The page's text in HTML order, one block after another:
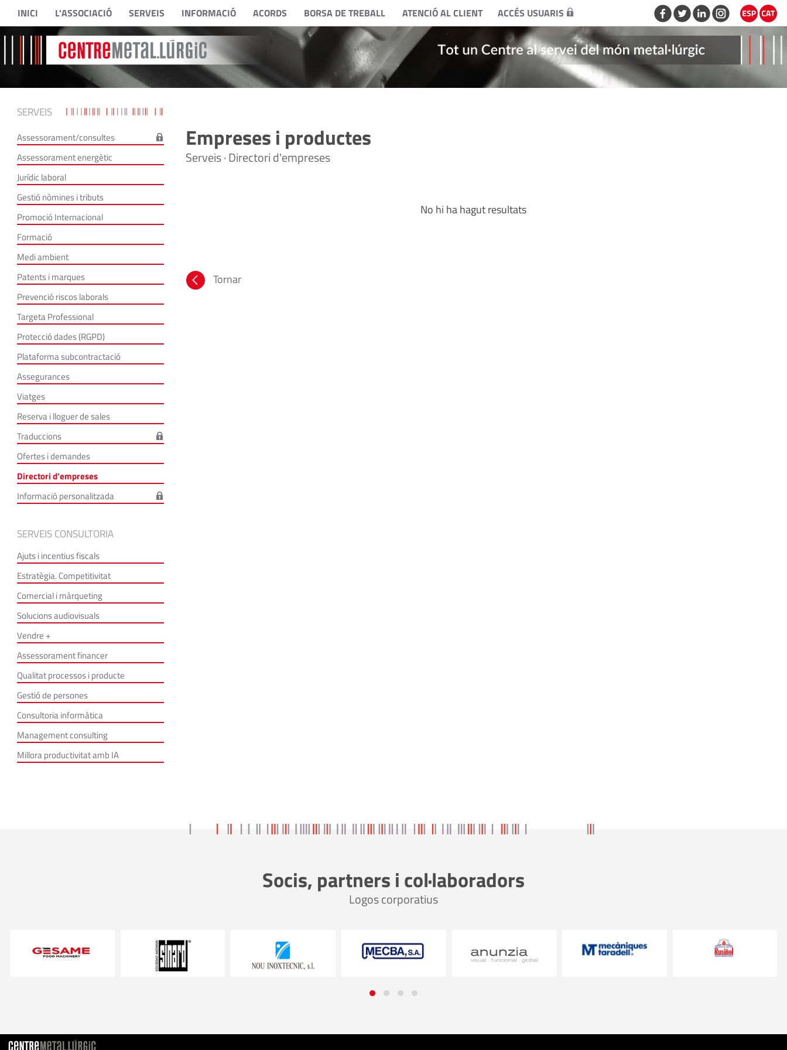
INICI L'ASSOCIACIÓ SERVEIS INFORMACIÓ ACORDS BORSA DE TREBALL ATENCIÓ AL CLIENT ACCÉS USUARIS
SERVEIS
Assessorament/consultes
Assessorament energètic
Jurídic laboral
Gestió nòmines i tributs
Promoció Internacional
Formació
Medi ambient
Patents i marques
Prevenció riscos laborals
Targeta Professional
Protecció dades (RGPD)
Plataforma subcontractació
Assegurances
Viatges
Reserva i lloguer de sales
Traduccions
Ofertes i demandes
Directori d'empreses
Informació personalitzada
SERVEIS CONSULTORIA
Ajuts i incentius fiscals
Estratègia. Competitivitat
Comercial i màrqueting
Solucions audiovisuals
Vendre +
Assessorament financer
Qualitat processos i producte
Gestió de persones
Consultoria informàtica
Management consulting
Millora productivitat amb IA
Empreses i productes
Serveis · Directori d'empreses
No hi ha hagut resultats
Tornar
Socis, partners i col·laboradors
Logos corporatius